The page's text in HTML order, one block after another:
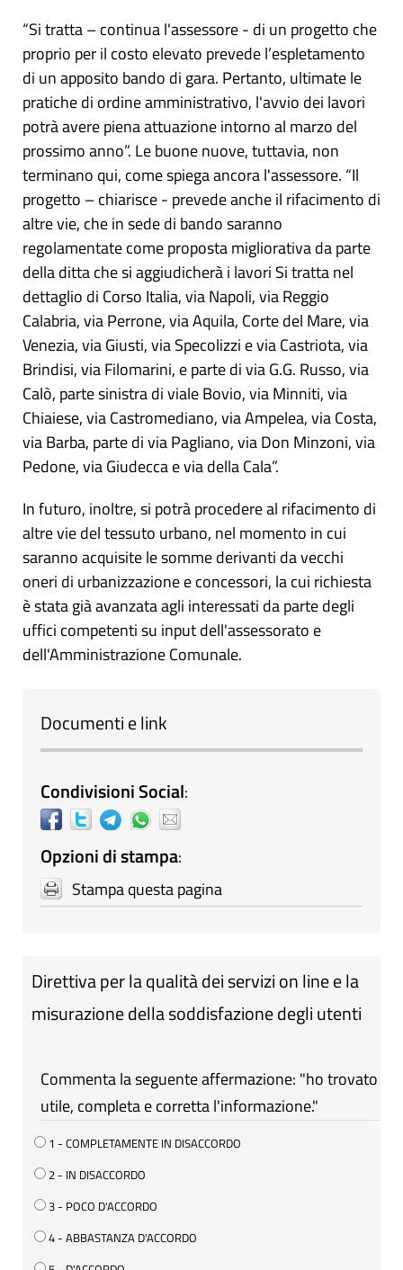
“Si tratta – continua l'assessore - di un progetto che
proprio per il costo elevato prevede l’espletamento
di un apposito bando di gara. Pertanto, ultimate le
pratiche di ordine amministrativo, l'avvio dei lavori
potrà avere piena attuazione intorno al marzo del
prossimo anno”. Le buone nuove, tuttavia, non
terminano qui, come spiega ancora l'assessore. “Il
progetto – chiarisce - prevede anche il rifacimento di
altre vie, che in sede di bando saranno
regolamentate come proposta migliorativa da parte
della ditta che si aggiudicherà i lavori Si tratta nel
dettaglio di Corso Italia, via Napoli, via Reggio
Calabria, via Perrone, via Aquila, Corte del Mare, via
Venezia, via Giusti, via Specolizzi e via Castriota, via
Brindisi, via Filomarini, e parte di via G.G. Russo, via
Calò, parte sinistra di viale Bovio, via Minniti, via
Chiaiese, via Castromediano, via Ampelea, via Costa,
via Barba, parte di via Pagliano, via Don Minzoni, via
Pedone, via Giudecca e via della Cala”.
In futuro, inoltre, si potrà procedere al rifacimento di
altre vie del tessuto urbano, nel momento in cui
saranno acquisite le somme derivanti da vecchi
oneri di urbanizzazione e concessori, la cui richiesta
è stata già avanzata agli interessati da parte degli
uffici competenti su input dell'assessorato e
dell'Amministrazione Comunale.
Documenti e link
Condivisioni Social:
Opzioni di stampa:
Stampa questa pagina
Direttiva per la qualità dei servizi on line e la
misurazione della soddisfazione degli utenti
Commenta la seguente affermazione: "ho trovato
utile, completa e corretta l'informazione."
1 - COMPLETAMENTE IN DISACCORDO
2 - IN DISACCORDO
3 - POCO D'ACCORDO
4 - ABBASTANZA D'ACCORDO